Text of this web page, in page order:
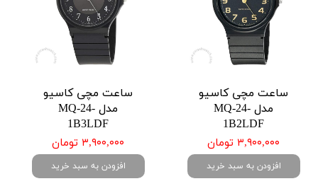
ساعت مچی کاسیو
مدل MQ-24-
1B2LDF
۳,۹۰۰,۰۰۰ تومان
افزودن به سبد خرید
ساعت مچی کاسیو
مدل MQ-24-
1B3LDF
۳,۹۰۰,۰۰۰ تومان
افزودن به سبد خرید